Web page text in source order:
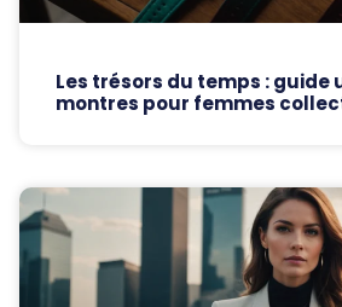
Les trésors du temps : guide
montres pour femmes